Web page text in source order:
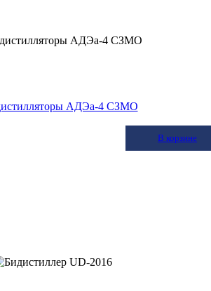
АДЭа-4 СЗМО
В корзину
В корзине